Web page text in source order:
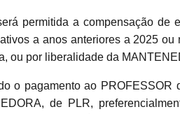
permitida a compensação de
a anos anteriores a 2025
ou por liberalidade da
o pagamento ao
de PLR,